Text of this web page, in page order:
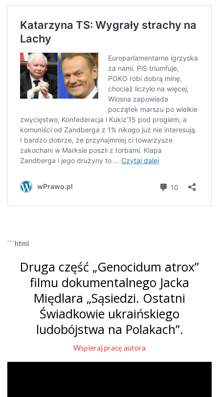
```html
Druga część „Genocidum atrox”
filmu dokumentalnego Jacka
Międlara „Sąsiedzi. Ostatni
Świadkowie ukraińskiego
ludobójstwa na Polakach”.
Wspieraj pracę autora